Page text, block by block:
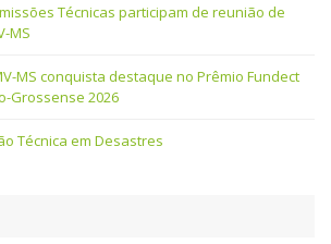
Técnicas participam de reunião de
MS
MS conquista destaque no Prêmio Fundect
Grossense 2026
Técnica em Desastres